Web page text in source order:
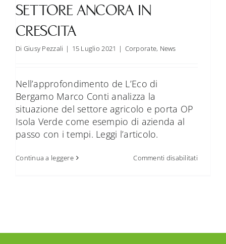
SETTORE ANCORA IN
CRESCITA
Di Giusy Pezzali | 15 Luglio 2021 | Corporate, News
Nell’approfondimento de L’Eco di
Bergamo Marco Conti analizza la
situazione del settore agricolo e porta OP
Isola Verde come esempio di azienda al
passo con i tempi. Leggi l’articolo.
Continua a leggere Commenti disabilitati